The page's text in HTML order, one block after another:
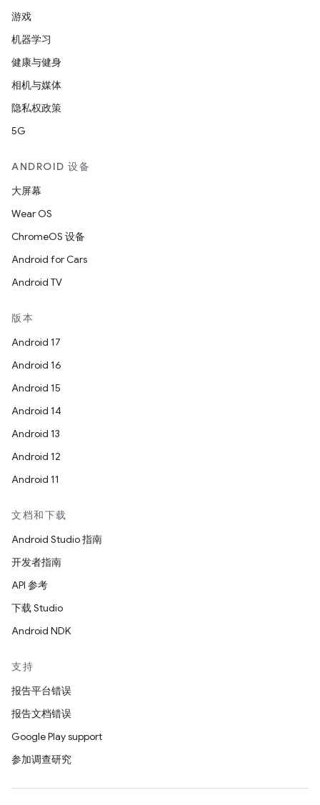
游戏
机器学习
健康与健身
相机与媒体
隐私权政策
5G
ANDROID 设备
大屏幕
Wear OS
ChromeOS 设备
Android for Cars
Android TV
版本
Android 17
Android 16
Android 15
Android 14
Android 13
Android 12
Android 11
文档和下载
Android Studio 指南
开发者指南
API 参考
下载 Studio
Android NDK
支持
报告平台错误
报告文档错误
Google Play support
参加调查研究